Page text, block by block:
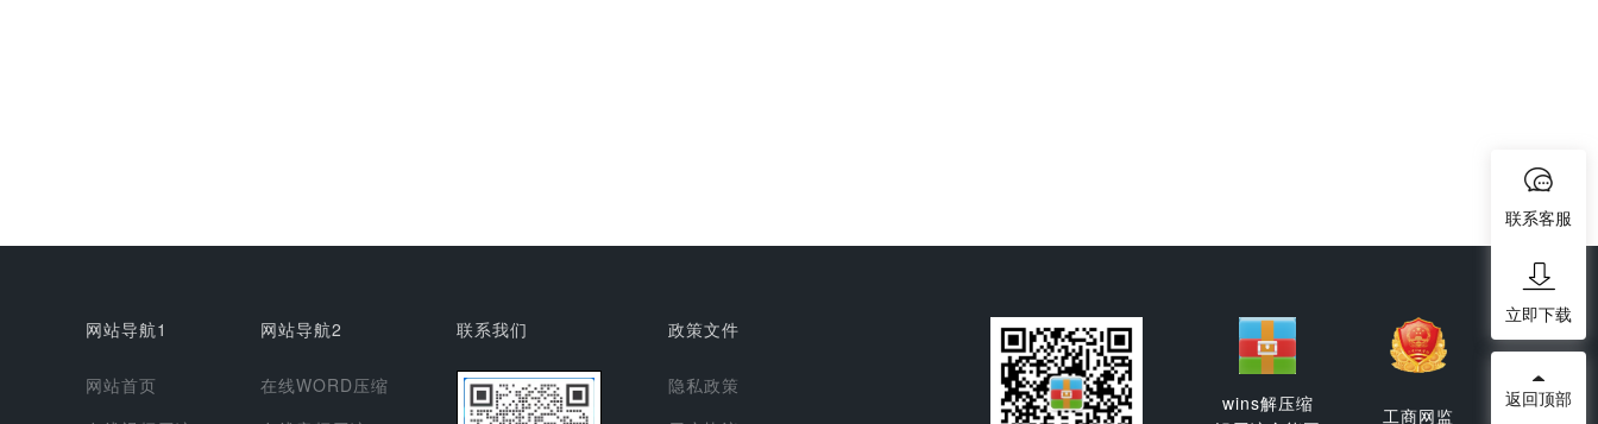
网站导航1
网站首页
网站导航2
在线WORD压缩
联系我们 政策文件
隐私政策
wins解压缩
工商网监
联系客服
立即下载
返回顶部